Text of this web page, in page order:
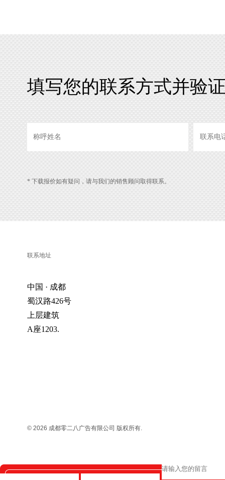
填写您的联系方式并验
* 下载报价如有疑问，请与我们的销售顾问取得联系。
联系地址
中国 · 成都
蜀汉路426号
上层建筑
A座1203.
© 2026 成都零二八广告有限公司 版权所有.